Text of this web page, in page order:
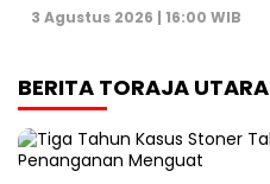
3 Agustus 2026 | 16:00 WIB
BERITA TORAJA UTARA